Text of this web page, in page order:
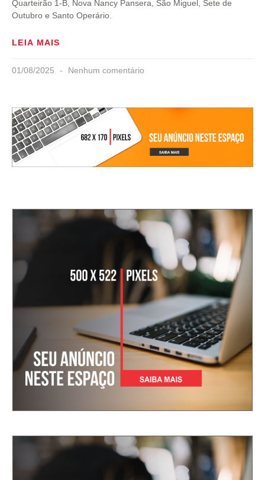
Quarteirão 1-B, Nova Nancy Pansera, São Miguel, Sete de
Outubro e Santo Operário.
LEIA MAIS
01/08/2025 Nenhum comentário